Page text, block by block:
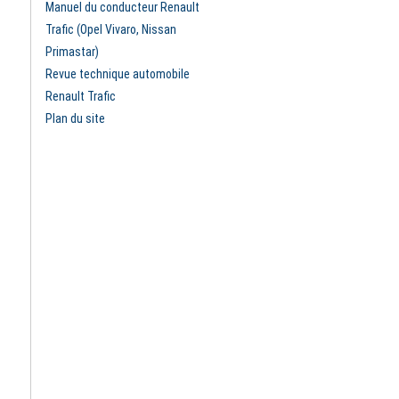
Manuel du conducteur Renault
Trafic (Opel Vivaro, Nissan
Primastar)
Revue technique automobile
Renault Trafic
Plan du site